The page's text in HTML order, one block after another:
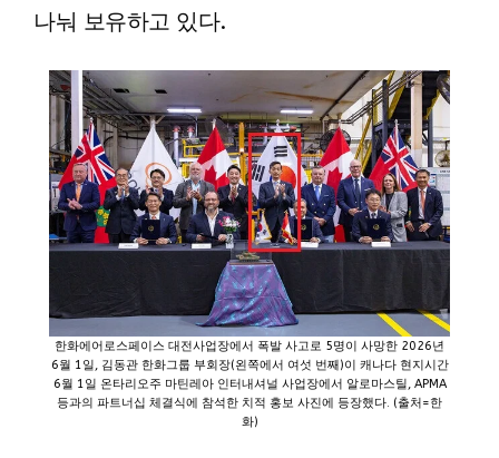
나눠 보유하고 있다.
한화에어로스페이스 대전사업장에서 폭발 사고로 5명이 사망한 2026년
6월 1일, 김동관 한화그룹 부회장(왼쪽에서 여섯 번째)이 캐나다 현지시간
6월 1일 온타리오주 마틴레아 인터내셔널 사업장에서 알로마스틸, APMA
등과의 파트너십 체결식에 참석한 치적 홍보 사진에 등장했다. (출처=한
화)